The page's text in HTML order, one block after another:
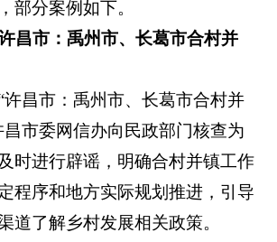
部分案例如下。
昌市：禹州市、长葛市合村并
许昌市：禹州市、长葛市合村并
昌市委网信办向民政部门核查为
时进行辟谣，明确合村并镇工作
程序和地方实际规划推进，引导
道了解乡村发展相关政策。